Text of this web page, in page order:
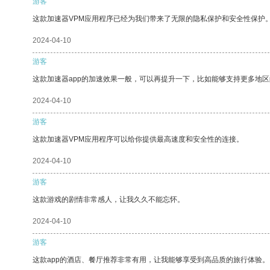
这款加速器VPM应用程序已经为我们带来了无限的隐私保护和安全性保护。
2024-04-10
游客
这款加速器app的加速效果一般，可以再提升一下，比如能够支持更多地区
2024-04-10
游客
这款加速器VPM应用程序可以给你提供最高速度和安全性的连接。
2024-04-10
游客
这款游戏的剧情非常感人，让我久久不能忘怀。
2024-04-10
游客
这款app的酒店、餐厅推荐非常有用，让我能够享受到高品质的旅行体验。